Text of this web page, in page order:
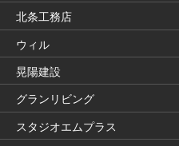
北条工務店
ウィル
晃陽建設
グランリビング
スタジオエムプラス